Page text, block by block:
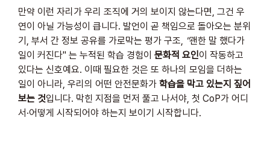
만약 이런 자리가 우리 조직에 거의 보이지 않는다면, 그건 우
연이 아닐 가능성이 큽니다. 발언이 곧 책임으로 돌아오는 분위
기, 부서 간 정보 공유를 가로막는 평가 구조, "괜한 말 했다가
일이 커진다" 는 누적된 학습 경험이 문화적 요인이 작동하고
있다는 신호예요. 이때 필요한 것은 또 하나의 모임을 더하는
일이 아니라, 우리의 어떤 안전문화가 학습을 막고 있는지 짚어
보는 것입니다. 막힌 지점을 먼저 풀고 나서야, 첫 CoP가 어디
서·어떻게 시작되어야 하는지 보이기 시작합니다.